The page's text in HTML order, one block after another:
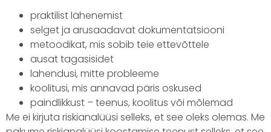
praktilist lähenemist
selget ja arusaadavat dokumentatsiooni
metoodikat, mis sobib teie ettevõttele
ausat tagasisidet
lahendusi, mitte probleeme
koolitusi, mis annavad päris oskused
paindlikkust – teenus, koolitus või mõlemad
Me ei kirjuta riskianalüüsi selleks, et see oleks olemas. Me